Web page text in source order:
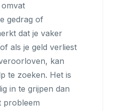
gedrag of
dat je vaker
als je geld verliest
kan
te zoeken. Het is
in te grijpen dan
probleem